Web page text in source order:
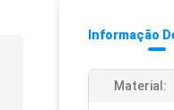
Informação
Material: